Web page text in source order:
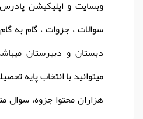
وبسایت و اپلیکیشن
سوالات ، جزوات ، گام به
دبستان و دبیرستان
میتوانید با انتخاب پایه
هزاران محتوا جزوه،